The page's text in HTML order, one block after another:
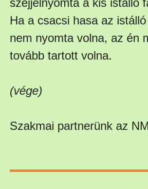
Ha a csacsi hasa az
nem nyomta volna, az én
tovább tartott volna.
(vége)
Szakmai partnerünk az